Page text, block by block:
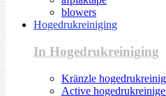
blowers
Hogedrukreiniging
In Hogedrukreiniging
Kränzle
Active